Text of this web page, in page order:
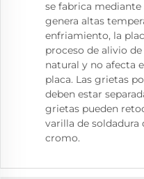
se fabrica mediante
genera altas
enfriamiento, la
proceso de alivio
natural y no afecta
placa. Las grietas
deben estar
grietas pueden
varilla de soldadura
cromo.